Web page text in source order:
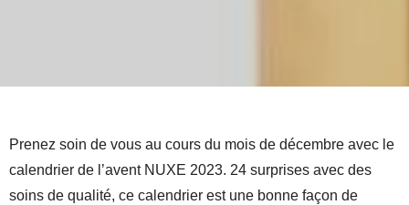
Prenez soin de vous au cours du mois de décembre avec le
calendrier de l’avent NUXE 2023. 24 surprises avec des
soins de qualité, ce calendrier est une bonne façon de